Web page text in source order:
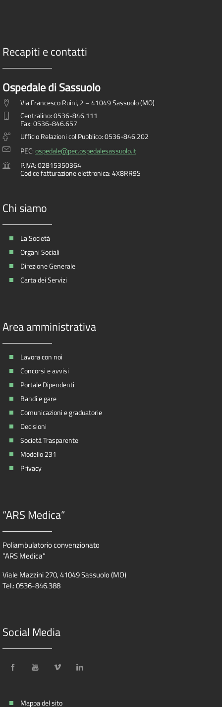
Recapiti e contatti
Ospedale di Sassuolo
Via Francesco Ruini, 2 – 41049 Sassuolo (MO)
Centralino: 0536-846.111
Fax: 0536-846.657
Ufficio Relazioni col Pubblico: 0536-846.202
PEC:ospedale@pec.ospedalesassuolo.it
P.IVA: 02815350364
Codice fatturazione elettronica: 4X8RR9S
Chi siamo
La Società
Organi Sociali
Direzione Generale
Carta dei Servizi
Area amministrativa
Lavora con noi
Concorsi e avvisi
Portale Dipendenti
Bandi e gare
Comunicazioni e graduatorie
Decisioni
Società Trasparente
Modello 231
Privacy
“ARS Medica”
Poliambulatorio convenzionato
“ARS Medica”
Viale Mazzini 270, 41049 Sassuolo (MO)
Tel.: 0536-846.388
Social Media
Mappa del sito